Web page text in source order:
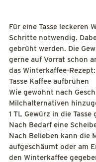
Für eine Tasse leckeren
Schritte notwendig.
gebrüht werden. Die
gerne auf Vorrat schon
das Winterkaffee-Rezept:
Tasse Kaffee aufbrühen
Wie gewohnt nach
Milchalternativen
1 TL Gewürz in die
Nach Bedarf eine
Nach Belieben kann die
aufgeschäumt oder am
den Winterkaffee